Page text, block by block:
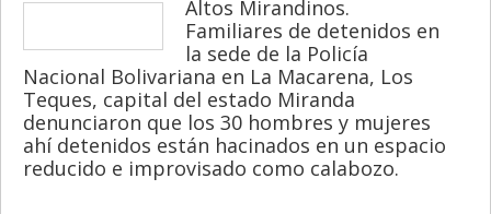
Altos Mirandinos.
Familiares de detenidos en
la sede de la Policía
Nacional Bolivariana en La Macarena, Los
Teques, capital del estado Miranda
denunciaron que los 30 hombres y mujeres
ahí detenidos están hacinados en un espacio
reducido e improvisado como calabozo.